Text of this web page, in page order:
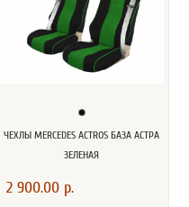
ЧЕХЛЫ MERCEDES ACTROS БАЗА АСТРА
ЗЕЛЕНАЯ
2 900.00 р.